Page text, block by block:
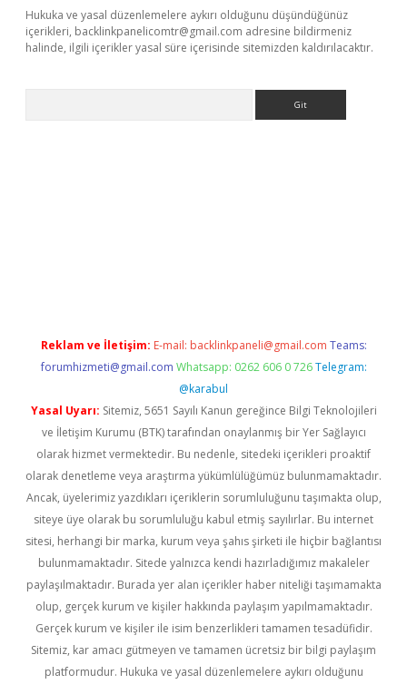
Hukuka ve yasal düzenlemelere aykırı olduğunu düşündüğünüz
içerikleri, backlinkpanelicomtr@gmail.com adresine bildirmeniz
halinde, ilgili içerikler yasal süre içerisinde sitemizden kaldırılacaktır.
Reklam ve İletişim: E-mail: backlinkpaneli@gmail.com Teams:
forumhizmeti@gmail.com Whatsapp: 0262 606 0 726 Telegram:
@karabul
Yasal Uyarı: Sitemiz, 5651 Sayılı Kanun gereğince Bilgi Teknolojileri
ve İletişim Kurumu (BTK) tarafından onaylanmış bir Yer Sağlayıcı
olarak hizmet vermektedir. Bu nedenle, sitedeki içerikleri proaktif
olarak denetleme veya araştırma yükümlülüğümüz bulunmamaktadır.
Ancak, üyelerimiz yazdıkları içeriklerin sorumluluğunu taşımakta olup,
siteye üye olarak bu sorumluluğu kabul etmiş sayılırlar. Bu internet
sitesi, herhangi bir marka, kurum veya şahıs şirketi ile hiçbir bağlantısı
bulunmamaktadır. Sitede yalnızca kendi hazırladığımız makaleler
paylaşılmaktadır. Burada yer alan içerikler haber niteliği taşımamakta
olup, gerçek kurum ve kişiler hakkında paylaşım yapılmamaktadır.
Gerçek kurum ve kişiler ile isim benzerlikleri tamamen tesadüfidir.
Sitemiz, kar amacı gütmeyen ve tamamen ücretsiz bir bilgi paylaşım
platformudur. Hukuka ve yasal düzenlemelere aykırı olduğunu